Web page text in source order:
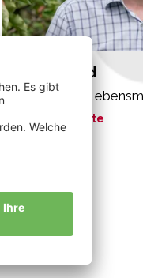
Karner Alfred
„Bioäpfel sind
Meine Geschichte